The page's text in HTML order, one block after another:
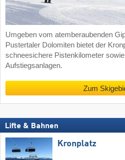
Umgeben vom atemberaubenden
Pustertaler Dolomiten bietet der
schneesichere Pistenkilometer
Aufstiegsanlagen.
Zum
Lifte & Bahnen
Kronplatz